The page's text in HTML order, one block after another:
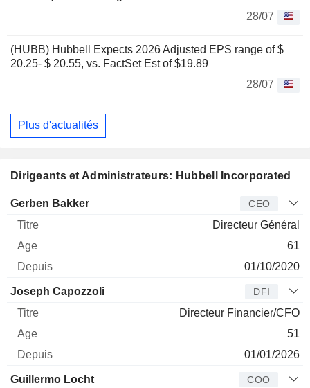
28/07
(HUBB) Hubbell Expects 2026 Adjusted EPS range of $
20.25- $ 20.55, vs. FactSet Est of $19.89
28/07
Plus d'actualités
Dirigeants et Administrateurs: Hubbell Incorporated
Dirigeant Titre
Gerben Bakker CEO
Directeur Général
61
01/10/2020
Joseph Capozzoli DFI
Directeur Financier/CFO
51
01/01/2026
Guillermo Locht COO